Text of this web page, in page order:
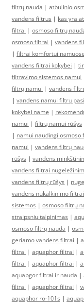
filtrų nauda | atbulinio
vandens filtrus | kas yra
filtrai | osmoso filtrų
osmoso filtrai | vandens
| filtrai komfortui namuose
vandens filtrai kokybei |
filtravimo sistemos namui
filtrų namui | vandens
| vandens namui filtrų
kokybei name |
namui | filtrų namui rūšys
| namui naudingi osmoso
namui | vandens filtrų
rūšys | vandens
vandens filtrai
vandens filtrų rūšys |
vandens nukalkinimo filtrai
sistemos | osmoso filtrų
straipsniu talpinimas |
osmoso filtrų nauda |
geriamo vandens filtrai |
filtrai | aquaphor filtrai |
filtrai | aquaphor filtrai |
aquapgor filtrai ir nauda |
filtrai | aquaphor filtrai |
aquaphor ro-101s |